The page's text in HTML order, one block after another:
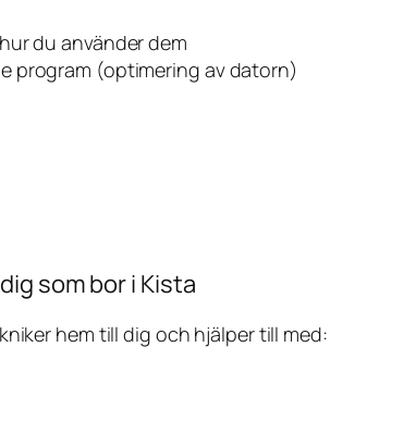
du använder dem
program (optimering av datorn)
som bor i Kista
hem till dig och hjälper till med: